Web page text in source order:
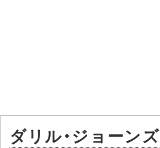
ダリル・ジョーンズ